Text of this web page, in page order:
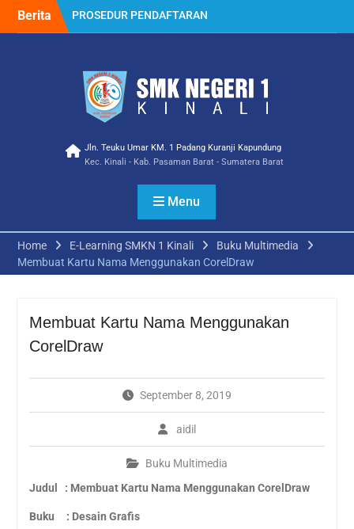
Berita
PROSEDUR PENDAFTARAN
PPDB 2023
Wulanda Siswa/i SMK
NEGERI 1 KINALI Jurusan
Multimedia Meraih Juara III
Ramadhan Ceria Tingkat
SMK Tahun 2023
Tahun Pelajaran 2022
Mitra Industri Berbagi
Teknologi Terbaru dan
Negeri 1 Kinali SMK Pusat
Keunggulan
Kegiatan Gebyar Vaksin
WAJAH BARU SMKN 1
KINALI SEBAGAI SMK
PUSAT KEUNGGULAN 2021
PPDB ONLINE SMK NEGERI
1 KINALI
Wajah baru SMKN1 kinali
Kunjungan industri online
Jln. Teuku Umar KM. 1 Padang Kuranji Kapundung
Kec. Kinali - Kab. Pasaman Barat - Sumatera Barat
Menu
Home E-Learning SMKN 1 Kinali
Buku Multimedia
Membuat Kartu Nama Menggunakan CorelDraw
Membuat Kartu Nama Menggunakan
CorelDraw
September 8, 2019
aidil
Buku Multimedia
Judul : Membuat Kartu Nama Menggunakan CorelDraw
Buku : Desain Grafis